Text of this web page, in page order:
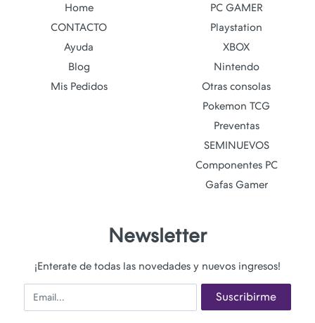
Home
CONTACTO
Ayuda
Blog
Mis Pedidos
PC GAMER
Playstation
XBOX
Nintendo
Otras consolas
Pokemon TCG
Preventas
SEMINUEVOS
Componentes PC
Gafas Gamer
Newsletter
¡Enterate de todas las novedades y nuevos ingresos!
Email Suscribirme